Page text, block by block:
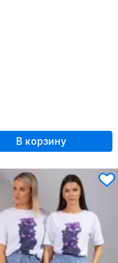
В корзину